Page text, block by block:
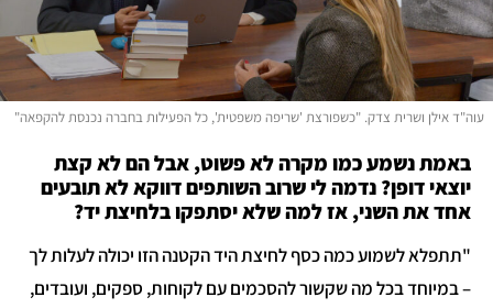
אילן ושרית צדק. "כשפורצת 'שריפה משפטית', כל הפעילות בחברה נכנסת להקפאה"
נשמע כמו מקרה לא פשוט, אבל הם לא קצת
דופן? נדמה לי שרוב השותפים דווקא לא תובעים
את השני, אז למה שלא יסתפקו בלחיצת יד?
לשמוע כמה כסף לחיצת היד הקטנה הזו יכולה לעלות לך
במיוחד בכל מה שקשור להסכמים עם לקוחות, ספקים, ועובדים,